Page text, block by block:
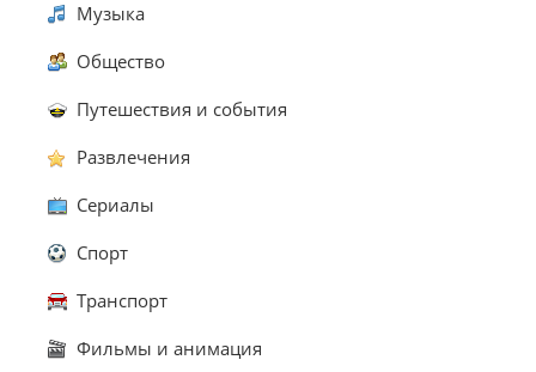
Музыка
Общество
Путешествия и события
Развлечения
Сериалы
Спорт
Транспорт
Фильмы и анимация